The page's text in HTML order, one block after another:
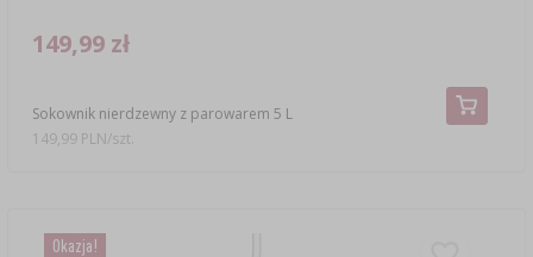
Sokownik nierdzewny z parowarem 5 L
149,99 zł
149,99 PLN/szt.
Okazja!